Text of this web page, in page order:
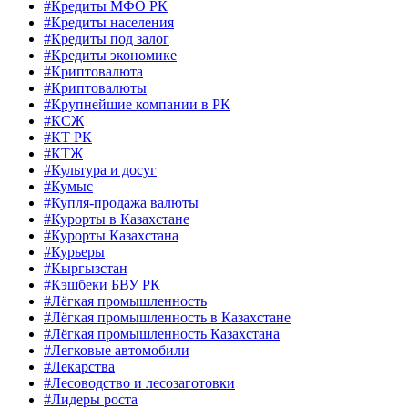
#Кредиты МФО РК
#Кредиты населения
#Кредиты под залог
#Кредиты экономике
#Криптовалюта
#Криптовалюты
#Крупнейшие компании в РК
#КСЖ
#КТ РК
#КТЖ
#Культура и досуг
#Кумыс
#Купля-продажа валюты
#Курорты в Казахстане
#Курорты Казахстана
#Курьеры
#Кыргызстан
#Кэшбеки БВУ РК
#Лёгкая промышленность
#Лёгкая промышленность в Казахстане
#Лёгкая промышленность Казахстана
#Легковые автомобили
#Лекарства
#Лесоводство и лесозаготовки
#Лидеры роста